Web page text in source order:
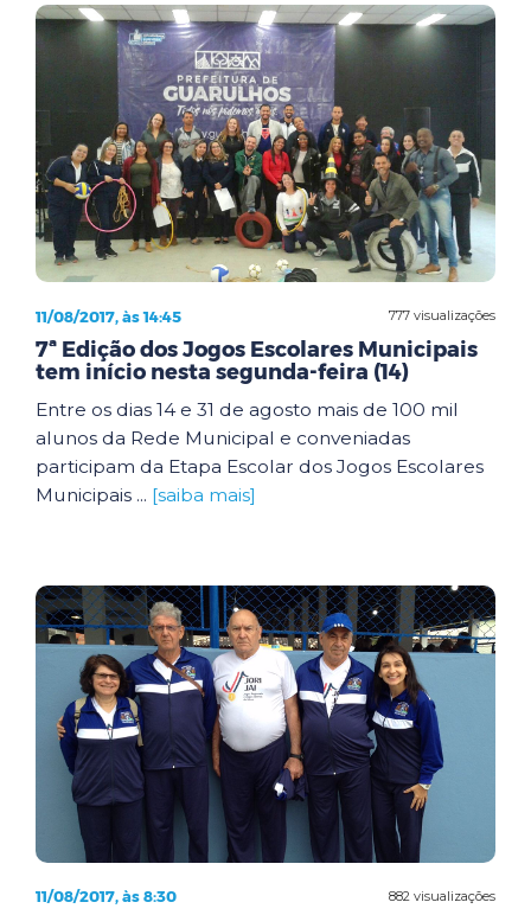
777 visualizações
11/08/2017, às 14:45
7ª Edição dos Jogos Escolares Municipais
tem início nesta segunda-feira (14)
Entre os dias 14 e 31 de agosto mais de 100 mil
alunos da Rede Municipal e conveniadas
participam da Etapa Escolar dos Jogos Escolares
Municipais ... [saiba mais]
882 visualizações
11/08/2017, às 8:30